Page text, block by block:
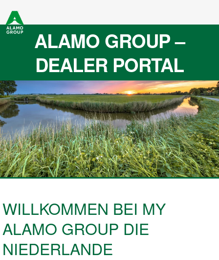
ALAMO GROUP –
DEALER PORTAL
WILLKOMMEN BEI MY
ALAMO GROUP DIE
NIEDERLANDE